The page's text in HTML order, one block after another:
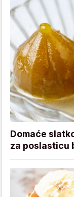
Domaće
za poslasticu